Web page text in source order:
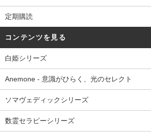
定期購読
コンテンツを見る
白姫シリーズ
Anemone - 意識がひらく、光のセレクト
ソマヴェディックシリーズ
数霊セラピーシリーズ